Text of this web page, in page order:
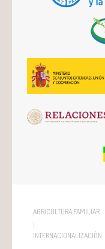
AGRICULTURA FAMILIAR
INTERNACIONALIZACIÓN